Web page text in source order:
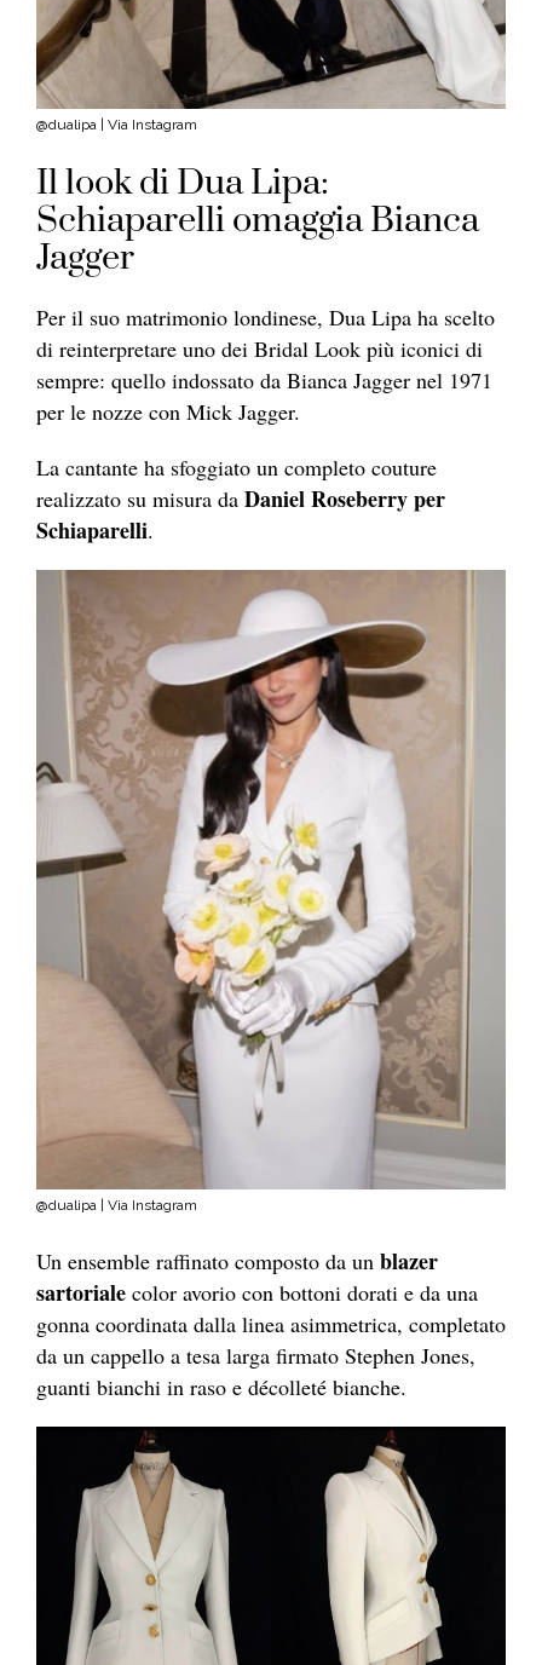
@dualipa | Via Instagram
Il look di Dua Lipa:
Schiaparelli omaggia Bianca
Jagger
Per il suo matrimonio londinese, Dua Lipa ha scelto
di reinterpretare uno dei Bridal Look più iconici di
sempre: quello indossato da Bianca Jagger nel 1971
per le nozze con Mick Jagger.
La cantante ha sfoggiato un completo couture
realizzato su misura da Daniel Roseberry per
Schiaparelli.
@dualipa | Via Instagram
Un ensemble raffinato composto da un blazer
sartoriale color avorio con bottoni dorati e da una
gonna coordinata dalla linea asimmetrica, completato
da un cappello a tesa larga firmato Stephen Jones,
guanti bianchi in raso e décolleté bianche.